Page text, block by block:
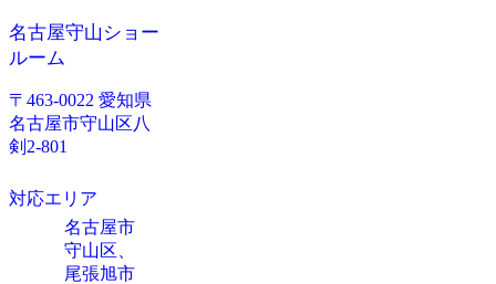
名古屋守山ショー
ルーム
〒463-0022 愛知県
名古屋市守山区八
剣2-801
対応エリア
名古屋市
守山区、
尾張旭市